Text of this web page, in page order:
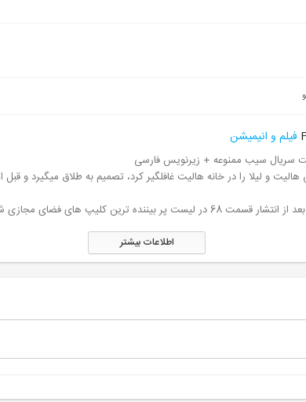
فیلم و انیمیشن
سیب ممنوعه + زیرنویس فارسی
و لیلا را در خانه هالیت غافلگیر کرد، تصمیم به طلاق میگیرد و
کلیپ های فضای مجازی شده و ترند شد.
اطلاعات بیشتر